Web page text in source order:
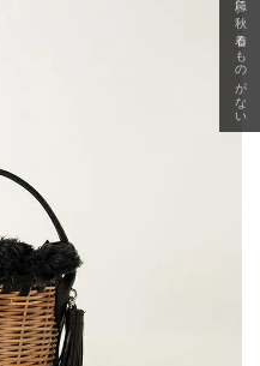
急に秋、着るものがない